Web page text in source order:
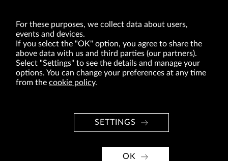
of act of 8.03.2013 on combating excessive late payment in commercial transactions
(Journal of Laws of 2019, item 118 as amended).
BRANDS
For these purposes, we collect data about users,
events and devices.
If you select the "OK" option, you agree to share the
above data with us and third parties (our partners).
Select "Settings" to see the details and manage your
options. You can change your preferences at any time
from the cookie policy.
SETTINGS
OK